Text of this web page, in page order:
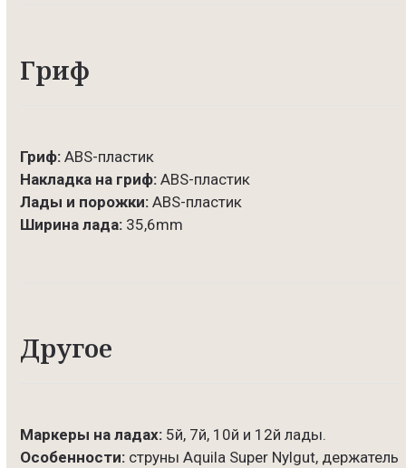
Гриф
Гриф: ABS-пластик
Накладка на гриф: ABS-пластик
Лады и порожки: ABS-пластик
Ширина лада: 35,6mm
Другое
Маркеры на ладах: 5й, 7й, 10й и 12й лады.
Особенности: струны Aquila Super Nylgut, держатель